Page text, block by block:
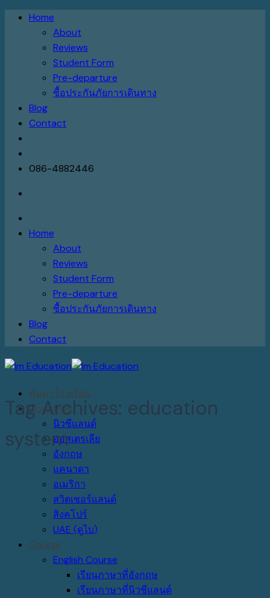
Skip Home
About
Reviews
Student Form
Pre-departure
ซื้อประกันภัยการเดินทาง
Blog
Contact
086-4882446
Home
About
Reviews
Student Form
Pre-departure
ซื้อประกันภัยการเดินทาง
Blog
Contact
ค้นหาโรงเรียน
Countries
นิวซีแลนด์
ออสเตรเลีย
อังกฤษ
แคนาดา
อเมริกา
สวิตเซอร์แลนด์
สิงคโปร์
UAE (ดูไบ)
Course
English Course
เรียนภาษาที่อังกฤษ
เรียนภาษาที่นิวซีแลนด์
Tag Archives: education
system